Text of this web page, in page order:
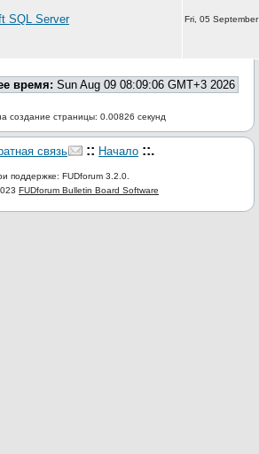
SQL Server Fri, 05
время: Sun Aug 09 08:09:06 GMT+3 2026
создание страницы: 0.00826 секунд
связь :: Начало ::.
поддержке: FUDforum 3.2.0.
FUDforum Bulletin Board Software